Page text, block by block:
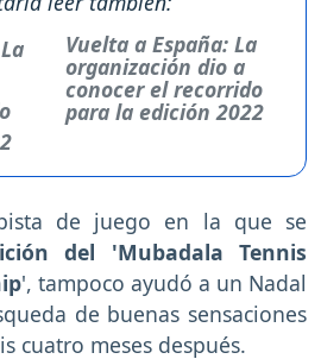
Vuelta a España: La
organización dio a
conocer el recorrido
para la edición 2022
de juego en la que se
del 'Mubadala Tennis
', tampoco ayudó a un Nadal
de buenas sensaciones
cuatro meses después.